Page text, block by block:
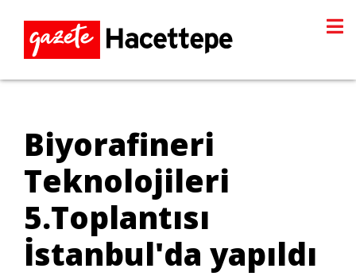
Biyorafineri
Teknolojileri
5.Toplantısı
İstanbul'da yapıldı